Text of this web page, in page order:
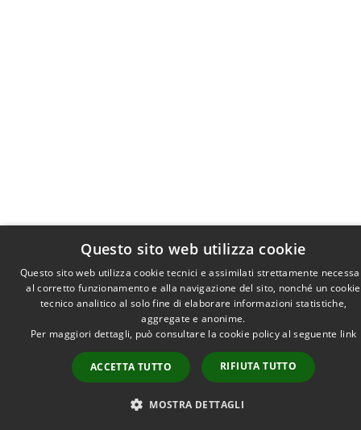
Questo sito web utilizza cookie
Questo sito web utilizza cookie tecnici e assimilati strettamente
al corretto funzionamento e alla navigazione del sito, nonché un cookie
tecnico analitico al solo fine di elaborare informazioni statistiche,
aggregate e anonime.
Per maggiori dettagli, può consultare la cookie policy al seguente link
ACCETTA TUTTO RIFIUTA TUTTO
MOSTRA DETTAGLI